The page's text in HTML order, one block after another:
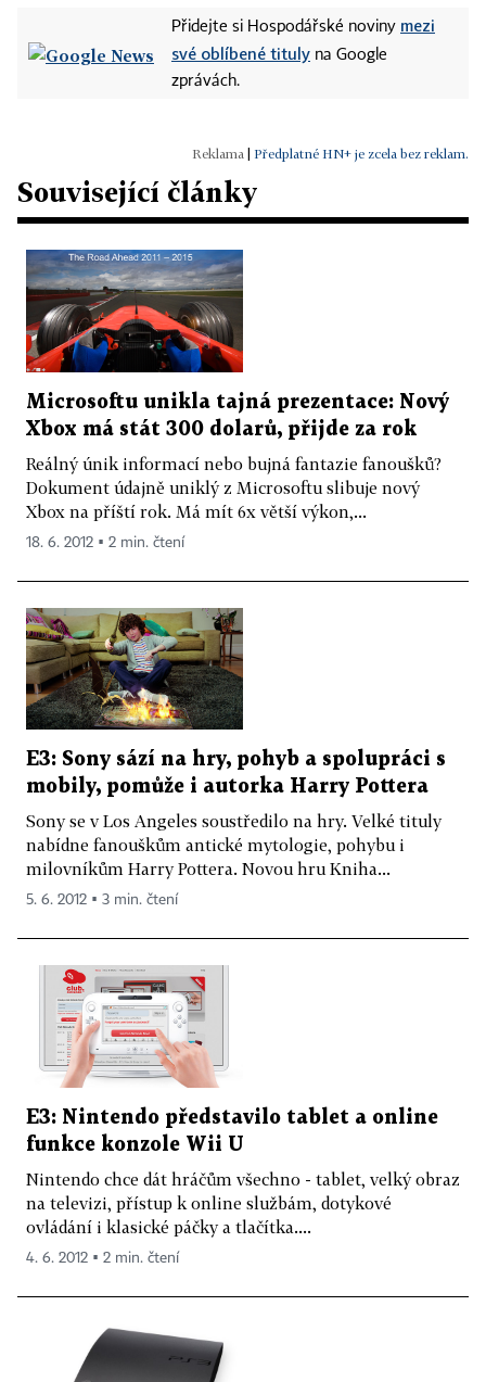
Přidejte si Hospodářské noviny mezi
své oblíbené tituly na Google
zprávách.
Předplatné HN+ je zcela bez reklam.
Související články
Microsoftu unikla tajná prezentace: Nový
Xbox má stát 300 dolarů, přijde za rok
Reálný únik informací nebo bujná fantazie fanoušků?
Dokument údajně uniklý z Microsoftu slibuje nový
Xbox na příští rok. Má mít 6x větší výkon,...
18. 6. 2012 ▪ 2 min. čtení
E3: Sony sází na hry, pohyb a spolupráci s
mobily, pomůže i autorka Harry Pottera
Sony se v Los Angeles soustředilo na hry. Velké tituly
nabídne fanouškům antické mytologie, pohybu i
milovníkům Harry Pottera. Novou hru Kniha...
5. 6. 2012 ▪ 3 min. čtení
E3: Nintendo představilo tablet a online
funkce konzole Wii U
Nintendo chce dát hráčům všechno - tablet, velký obraz
na televizi, přístup k online službám, dotykové
ovládání i klasické páčky a tlačítka....
4. 6. 2012 ▪ 2 min. čtení